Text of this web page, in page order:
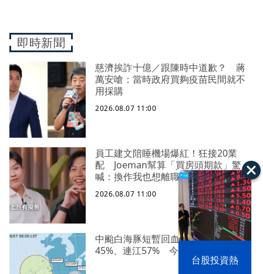
以色列 穹頂
台股投資熱
即時新聞
慈濟挨詐十億／跟陳時中道歉？ 蔣
萬安嗆：當時政府買夠疫苗民間就不
用採購
2026.08.07 11:00
員工建文陪睡機場爆紅！狂接20業
配 Joeman幫算「買房頭期款」驚
喊：換作我也想離職
2026.08.07 11:00
中颱白海豚短暫回血！基隆侵襲率
45%、連江57% 今晚恐發海警